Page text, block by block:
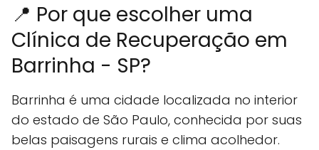
📍 Por que escolher uma
Clínica de Recuperação em
Barrinha - SP?
Barrinha é uma cidade localizada no interior
do estado de São Paulo, conhecida por suas
belas paisagens rurais e clima acolhedor.